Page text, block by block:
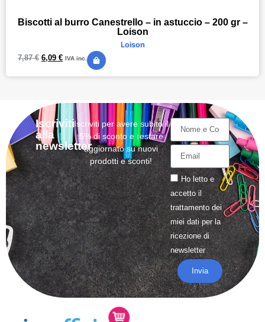
Biscotti al burro Canestrello – in astuccio – 200 gr –
Loison
Loison
7,87€ 6,09 € IVA inc.
Iscriviti
alla
newsletter
Iscriviti per avere subito il
5% di sconto e restare
aggiornato su nuovi
prodotti e sconti!
Ho letto e
accetto il
trattamentodei
miei dati per la
ricezione di
newsletter
Invia